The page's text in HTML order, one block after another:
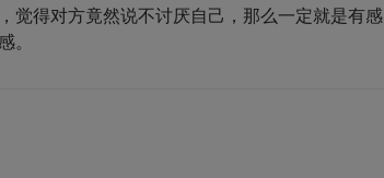
觉得对方竟然说不讨厌自己，那么一定就是有感
。